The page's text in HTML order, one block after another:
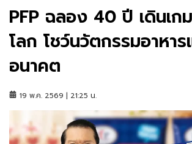
PFP ฉลอง 40 ปี เดินเก
โลก โชว์นวัตกรรมอาหา
อนาคต
19 พ.ค. 2569 | 21:25 น.